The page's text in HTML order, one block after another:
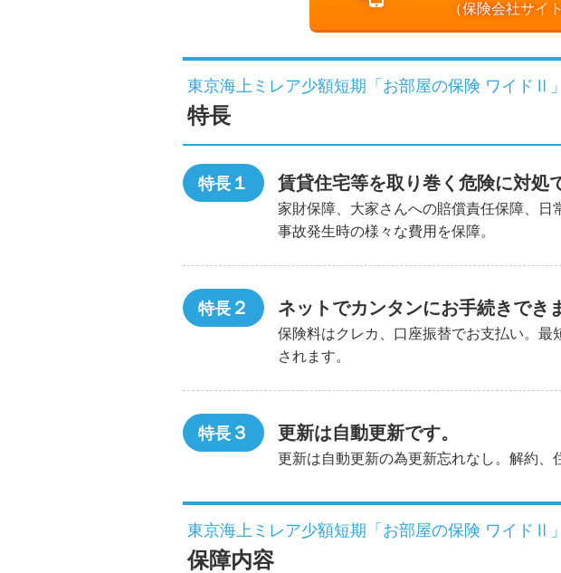
（保険会社サイ
東京海上ミレア少額短期「お部屋の保険 ワイドⅡ
特長
特長 １ 賃貸住宅等を取り巻く危険に対処
家財保障、大家さんへの賠償責任保障、日
事故発生時の様々な費用を保障。
特長 ２ ネットでカンタンにお手続きでき
保険料はクレカ、口座振替でお支払い。
されます。
特長 ３ 更新は自動更新です。
更新は自動更新の為更新忘れなし。解約、
東京海上ミレア少額短期「お部屋の保険 ワイドⅡ
保障内容